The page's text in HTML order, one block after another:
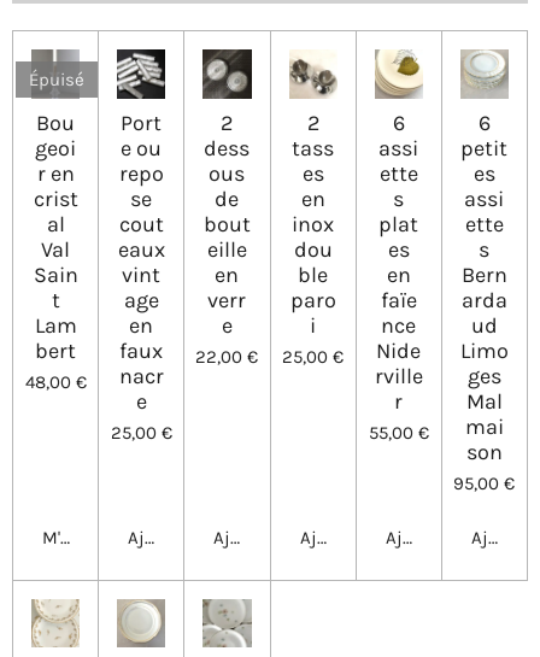
e
e
e
r
e
Épuisé
Bou
geoi
r en
crist
al
Val
Sain
t
Lam
bert
48,00 €
M'avertir si disponible
Port
e ou
repo
se
cout
eaux
vint
age
en
faux
nacr
e
25,00 €
Ajouter au panier
2
dess
ous
de
bout
eille
en
verr
e
22,00 €
Ajouter au panier
2
tass
es
en
inox
dou
ble
paro
i
25,00 €
Ajouter au panier
6
assi
ette
s
plat
es
en
faïe
nce
Nide
rville
r
55,00 €
Ajouter au panier
6
petit
es
assi
ette
s
Bern
arda
ud
Limo
ges
Mal
mai
son
95,00 €
Ajouter